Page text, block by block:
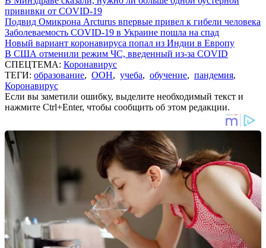
прививки от COVID-19
Подвид Омикрона Arcturus впервые привел к гибели человека
Заболеваемость COVID-19 в Украине пошла на спад
Новый вариант коронавируса попал из Индии в Европу
В США отменили режим ЧС, введенный из-за COVID
СПЕЦТЕМА: Коронавирус
ТЕГИ: образование, ООН, учеба, обучение, пандемия,
Коронавирус
Если вы заметили ошибку, выделите необходимый текст и
нажмите Ctrl+Enter, чтобы сообщить об этом редакции.